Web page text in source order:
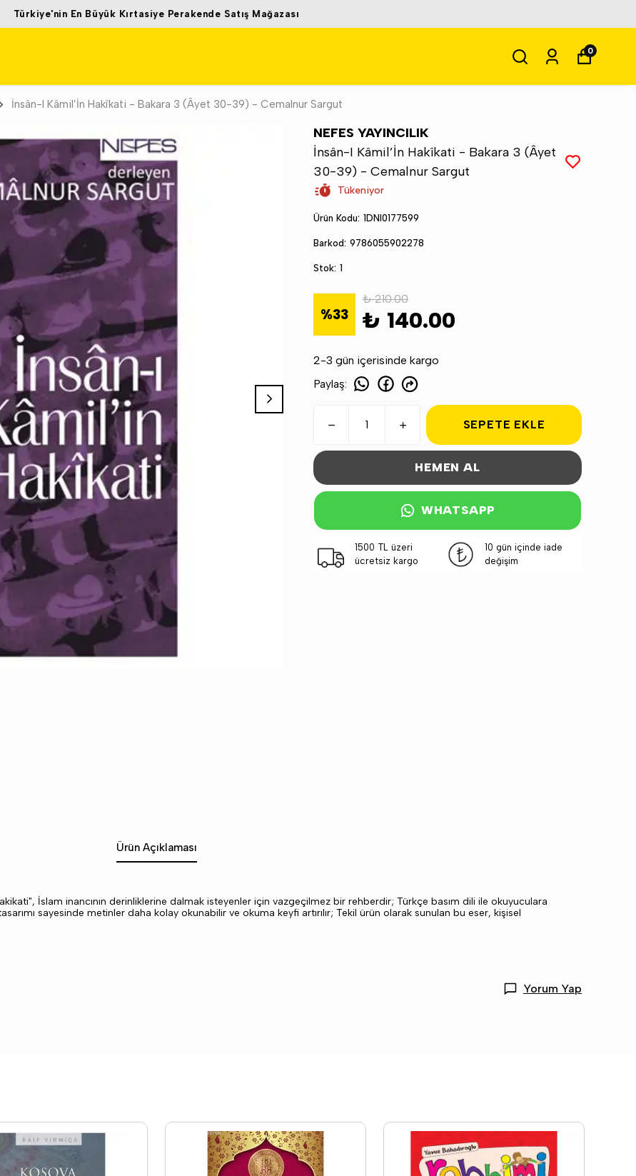
Türkiye'nin En Büyük Kırtasiye Perakende Satış Mağazası
0
İnsân-I Kâmil’İn Hakîkati - Bakara 3 (Âyet 30-39) - Cemalnur Sargut
NEFES YAYINCILIK
İnsân-I Kâmil’İn Hakîkati - Bakara 3 (Âyet
30-39) - Cemalnur Sargut
Tükeniyor
Ürün Kodu: 1DNI0177599
Barkod: 9786055902278
Stok: 1
%33
₺ 210.00
₺ 140.00
2-3 gün içerisinde kargo
Paylaş:
SEPETE EKLE
HEMEN AL
WHATSAPP
1500 TL üzeri
ücretsiz kargo
10 gün içinde iade
değişim
Ürün Açıklaması
İslam inancının derinliklerine dalmak isteyenler için vazgeçilmez bir rehberdir; Türkçe basım dili ile okuyuculara
sayesinde metinler daha kolay okunabilir ve okuma keyfi artırılır; Tekil ürün olarak sunulan bu eser, kişisel
Yorum Yap